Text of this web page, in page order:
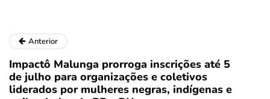
Anterior
Impactô Malunga prorroga inscrições até 5
de julho para organizações e coletivos
liderados por mulheres negras, indígenas e